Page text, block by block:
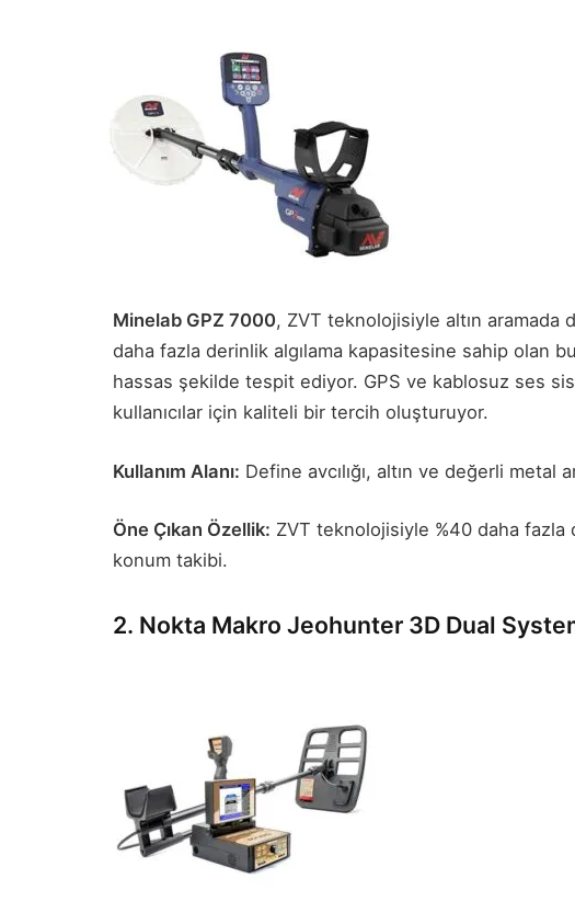
Minelab GPZ 7000, ZVT teknolojisiyle altın aramada
daha fazla derinlik algılama kapasitesine sahip olan
hassas şekilde tespit ediyor. GPS ve kablosuz ses
kullanıcılar için kaliteli bir tercih oluşturuyor.
Kullanım Alanı: Define avcılığı, altın ve değerli metal
Öne Çıkan Özellik: ZVT teknolojisiyle %40 daha fazla
konum takibi.
2. Nokta Makro Jeohunter 3D Dual